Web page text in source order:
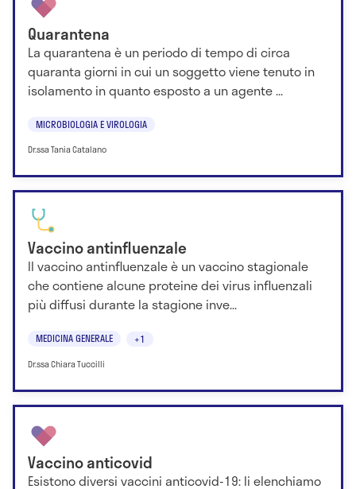
Quarantena
La quarantena è un periodo di tempo di circa
quaranta giorni in cui un soggetto viene tenuto in
isolamento in quanto esposto a un agente ...
MICROBIOLOGIA E VIROLOGIA
Dr.ssa Tania Catalano
Vaccino antinfluenzale
Il vaccino antinfluenzale è un vaccino stagionale
che contiene alcune proteine dei virus influenzali
più diffusi durante la stagione inve...
MEDICINA GENERALE +1
Dr.ssa Chiara Tuccilli
Vaccino anticovid
Esistono diversi vaccini anticovid-19: li elenchiamo